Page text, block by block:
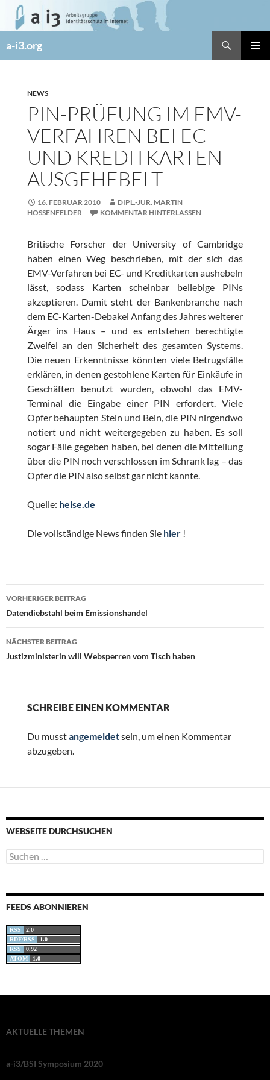
Zum
Inhalt
a-i3.org
NEWS
PIN-PRÜFUNG IM EMV-
VERFAHREN BEI EC-
UND KREDITKARTEN
AUSGEHEBELT
16. FEBRUAR 2010
DIPL.-JUR. MARTIN
HOSSENFELDER
KOMMENTAR HINTERLASSEN
Britische Forscher der University of Cambridge
haben einen Weg beschrieben, mit der sich das
EMV-Verfahren bei EC- und Kreditkarten aushebeln
lässt, sodass Karten scheinbar beliebige PINs
akzeptieren. Damit steht der Bankenbranche nach
dem EC-Karten-Debakel Anfang des Jahres weiterer
Ärger ins Haus – und es entstehen berechtigte
Zweifel an den Sicherheit des gesamten Systems.
Die neuen Erkenntnisse könnten viele Betrugsfälle
erklären, in denen gestohlene Karten für Einkäufe in
Geschäften benutzt wurden, obwohl das EMV-
Terminal die Eingabe einer PIN erfordert. Viele
Opfer behaupten Stein und Bein, die PIN nirgendwo
notiert und nicht weitergegeben zu haben. Es soll
sogar Fälle gegeben haben, bei denen die Mitteilung
über die PIN noch verschlossen im Schrank lag – das
Opfer die PIN also selbst gar nicht kannte.
Quelle: heise.de
Die vollständige News finden Sie hier !
Beitragsnavigation
VORHERIGER BEITRAG
Datendiebstahl beim Emissionshandel
NÄCHSTER BEITRAG
Justizministerin will Websperren vom Tisch haben
SCHREIBE EINEN KOMMENTAR
Du musstangemeldetsein, um einen Kommentar
abzugeben.
WEBSEITE DURCHSUCHEN
Suchen
nach:
FEEDS ABONNIEREN
RSS
2.0
RDF/RSS
1.0
RSS
0.92
ATOM
1.0
AKTUELLE THEMEN
a-i3/BSI Symposium 2020